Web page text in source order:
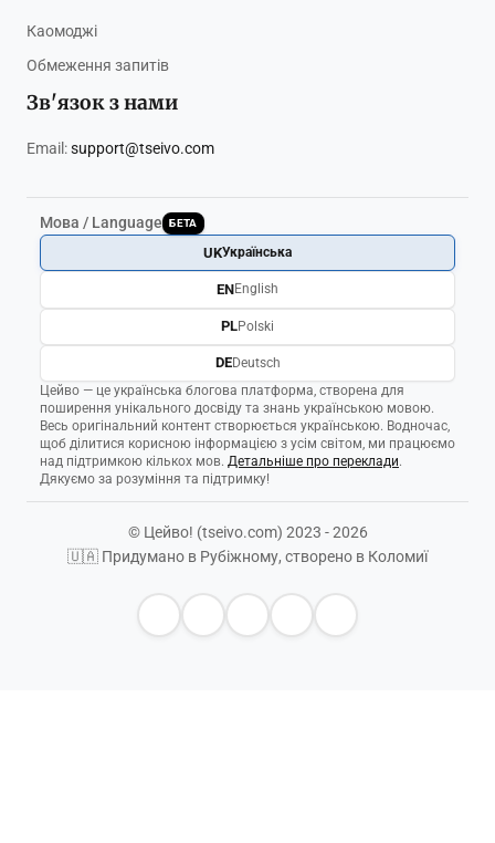
Каомоджі
Обмеження запитів
Зв'язок з нами
Email:support@tseivo.com
Мова / Language БЕТА
Цейво — це українська блогова платформа, створена для
поширення унікального досвіду та знань українською мовою.
Весь оригінальний контент створюється українською. Водночас,
щоб ділитися корисною інформацією з усім світом, ми працюємо
над підтримкою кількох мов. Детальніше про переклади.
Дякуємо за розуміння та підтримку!
UKУкраїнська
ENEnglish
PLPolski
DEDeutsch
© Цейво! (tseivo.com) 2023 - 2026
🇺🇦 Придумано в Рубіжному, створено в Коломиї